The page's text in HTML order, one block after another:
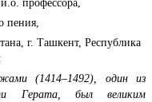
профессора,
пения,
г. Ташкент, Республика
(1414–1492), один из
Герата, был великим